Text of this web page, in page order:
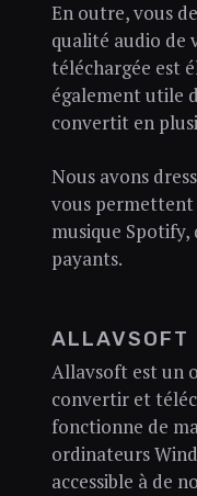
En outre, vous
qualité audio de
téléchargée est
également utile
convertit en
Nous avons
vous permettent
musique
payants.
ALLAVSOFT
Allavsoft est un
convertir et
fonctionne de
ordinateurs
accessible à de